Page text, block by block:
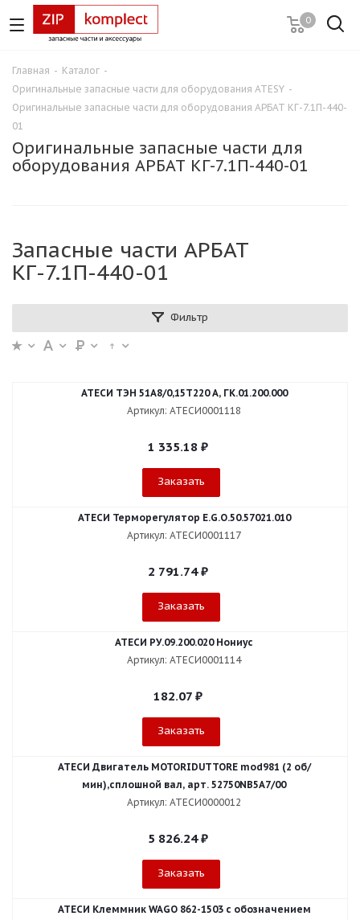
0
Главная - Каталог -
Оригинальные запасные части для оборудования ATESY -
Оригинальные запасные части для оборудования АРБАТ КГ-7.1П-440-
01
Оригинальные запасные части для
оборудования АРБАТ КГ-7.1П-440-01
Запасные части АРБАТ
КГ-7.1П-440-01
Фильтр
АТЕСИ ТЭН 51А8/0,15Т220 А, ГК.01.200.000
Артикул: АТЕСИ0001118
1 335.18 ₽
Заказать
АТЕСИ Терморегулятор E.G.O.50.57021.010
Артикул: АТЕСИ0001117
2 791.74₽
Заказать
АТЕСИ РУ.09.200.020 Нониус
Артикул: АТЕСИ0001114
182.07 ₽
Заказать
АТЕСИ Двигатель MOTORIDUTTORE mod981 (2 об/
мин),сплошной вал, арт. 52750NB5A7/00
Артикул: АТЕСИ0000012
5 826.24₽
Заказать
АТЕСИ Клеммник WAGO 862-1503 c обозначением